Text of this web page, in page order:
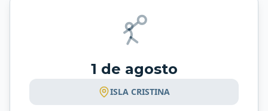
1 de agosto
ISLA CRISTINA